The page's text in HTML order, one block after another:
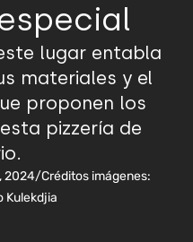
lugar entabla
materiales y el
proponen los
pizzería de
2024/Créditos imágenes:
Kulekdjia